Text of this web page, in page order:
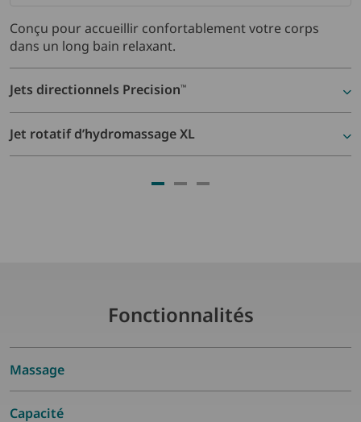
Conçu pour accueillir confortablement votre corps
dans un long bain relaxant.
Jets directionnels Precision™
Jet rotatif d’hydromassage XL
Conçu pour accueillir confortablement votre corps
dans un long bain relaxant.
Jet Moto-Massage ®
Jets directionnels Precision™
Conçu pour accueillir confortablement votre corps
dans un long bain relaxant.
Jets directionnels Precision™
Fonctionnalités
Massage
Capacité